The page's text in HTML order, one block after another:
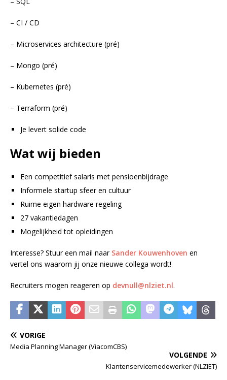
– CI / CD
– Microservices architecture (pré)
– Mongo (pré)
– Kubernetes (pré)
– Terraform (pré)
Je levert solide code
Wat wij bieden
Een competitief salaris met pensioenbijdrage
Informele startup sfeer en cultuur
Ruime eigen hardware regeling
27 vakantiedagen
Mogelijkheid tot opleidingen
Interesse? Stuur een mail naar Sander Kouwenhoven en
vertel ons waarom jij onze nieuwe collega wordt!
Recruiters mogen reageren op devnull@nlziet.nl.
VORIGE
Media Planning Manager (ViacomCBS)
VOLGENDE
Klantenservicemedewerker (NLZIET)